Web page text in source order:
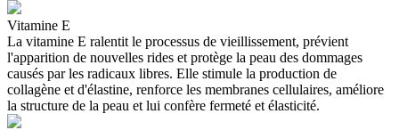
Vitamine E
La vitamine E ralentit le processus de vieillissement, prévient
l'apparition de nouvelles rides et protège la peau des dommages
causés par les radicaux libres. Elle stimule la production de
collagène et d'élastine, renforce les membranes cellulaires, améliore
la structure de la peau et lui confère fermeté et élasticité.